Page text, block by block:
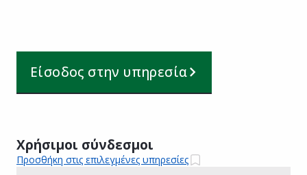
Είσοδος στην υπηρεσία
Χρήσιμοι σύνδεσμοι
Προσθήκη στις επιλεγμένες υπηρεσίες